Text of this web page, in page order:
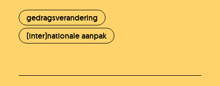
gedragsverandering
(inter)nationale aanpak